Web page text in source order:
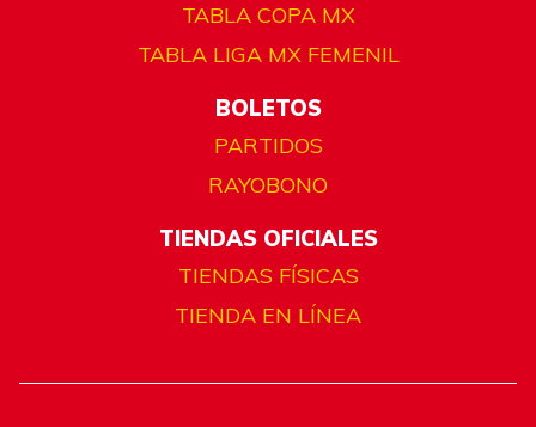
TABLA COPA MX
TABLA LIGA MX FEMENIL
BOLETOS
PARTIDOS
RAYOBONO
TIENDAS OFICIALES
TIENDAS FÍSICAS
TIENDA EN LÍNEA